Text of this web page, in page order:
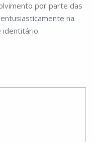
por parte das
na
identitário.